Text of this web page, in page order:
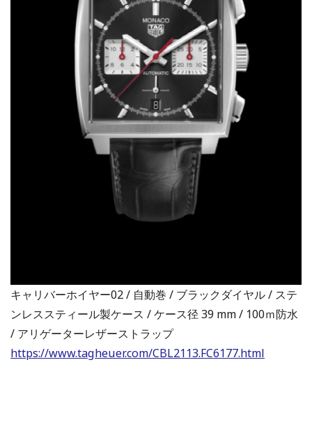
キャリバーホイヤー02 / 自動巻 / ブラックダイヤル / ステ
ンレススティール製ケース / ケース径 39 mm / 100ｍ防水
/ アリゲーターレザーストラップ
https://www.tagheuer.com/CBL2113.FC6177.html